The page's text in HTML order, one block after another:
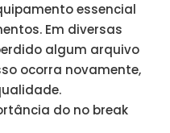
essencial
Em diversas
algum arquivo
ocorra novamente,
do no break